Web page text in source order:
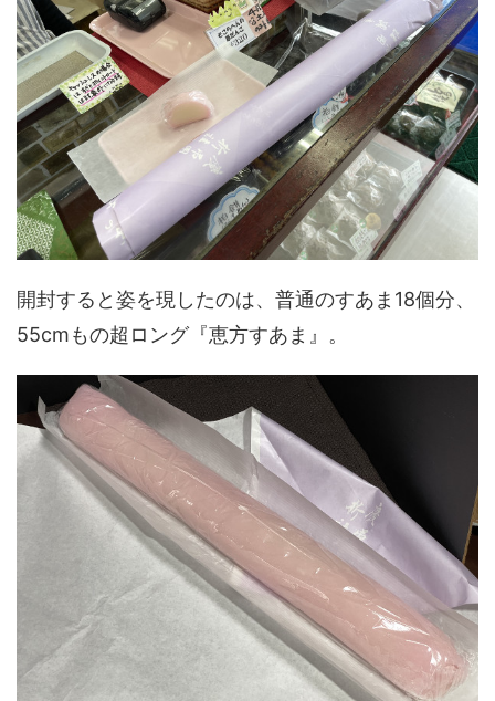
開封すると姿を現したのは、普通のすあま18個分、
55cmもの超ロング『恵方すあま』。